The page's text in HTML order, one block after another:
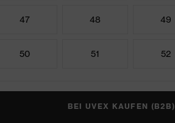
47 48 49
50 51 52
BEI UVEX KAUFEN (B2B)